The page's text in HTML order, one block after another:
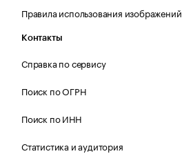
Правила использования изображений
Контакты
Справка по сервису
Поиск по ОГРН
Поиск по ИНН
Статистика и аудитория